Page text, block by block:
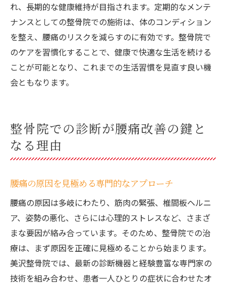
れ、長期的な健康維持が目指されます。定期的なメンテ
ナンスとしての整骨院での施術は、体のコンディション
を整え、腰痛のリスクを減らすのに有効です。整骨院で
のケアを習慣化することで、健康で快適な生活を続ける
ことが可能となり、これまでの生活習慣を見直す良い機
会ともなります。
整骨院での診断が腰痛改善の鍵と
なる理由
腰痛の原因を見極める専門的なアプローチ
腰痛の原因は多岐にわたり、筋肉の緊張、椎間板ヘルニ
ア、姿勢の悪化、さらには心理的ストレスなど、さまざ
まな要因が絡み合っています。そのため、整骨院での治
療は、まず原因を正確に見極めることから始まります。
美沢整骨院では、最新の診断機器と経験豊富な専門家の
技術を組み合わせ、患者一人ひとりの症状に合わせたオ